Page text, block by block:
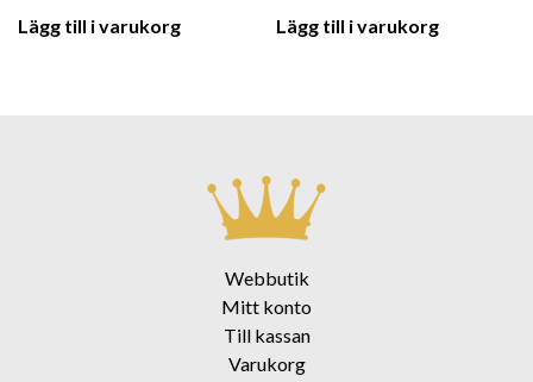
Lägg till i varukorg Lägg till i varukorg
Webbutik
Mitt konto
Till kassan
Varukorg